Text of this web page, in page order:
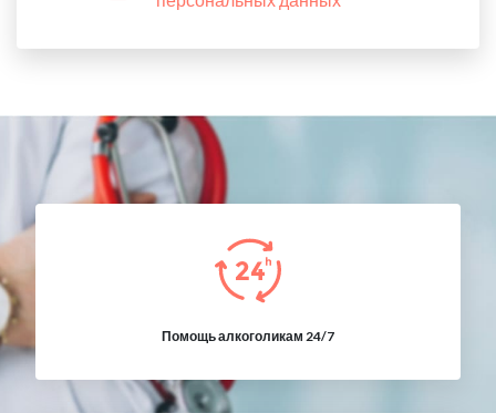
Помощь алкоголикам 24/7